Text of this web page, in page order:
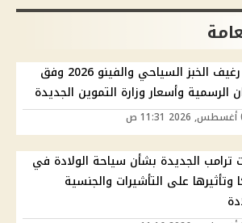
سعر رغيف الخبز السياحي والفينو 2026 وفق
الرسمية وأسعار وزارة التموين الجديدة
ترامب الجديدة بشأن سياحة الولادة في
وتأثيرها على التأشيرات والجنسية